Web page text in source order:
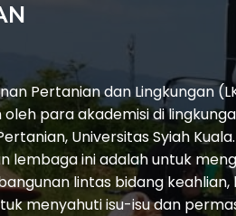
Pertanian dan Lingkungan
oleh para akademisi di
Universitas Syiah
lembaga ini adalah untuk
lintas bidang keahlian,
menyahuti isu-isu dan